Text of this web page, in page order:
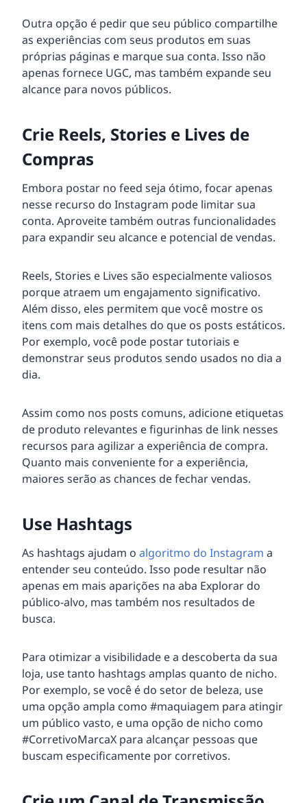
Outra opção é pedir que seu público compartilhe
as experiências com seus produtos em suas
próprias páginas e marque sua conta. Isso não
apenas fornece UGC, mas também expande seu
alcance para novos públicos.
Crie Reels, Stories e Lives de
Compras
Embora postar no feed seja ótimo, focar apenas
nesse recurso do Instagram pode limitar sua
conta. Aproveite também outras funcionalidades
para expandir seu alcance e potencial de vendas.
Reels, Stories e Lives são especialmente valiosos
porque atraem um engajamento significativo.
Além disso, eles permitem que você mostre os
itens com mais detalhes do que os posts estáticos.
Por exemplo, você pode postar tutoriais e
demonstrar seus produtos sendo usados no dia a
dia.
Assim como nos posts comuns, adicione etiquetas
de produto relevantes e figurinhas de link nesses
recursos para agilizar a experiência de compra.
Quanto mais conveniente for a experiência,
maiores serão as chances de fechar vendas.
Use Hashtags
As hashtags ajudam o algoritmo do Instagram a
entender seu conteúdo. Isso pode resultar não
apenas em mais aparições na aba Explorar do
público-alvo, mas também nos resultados de
busca.
Para otimizar a visibilidade e a descoberta da sua
loja, use tanto hashtags amplas quanto de nicho.
Por exemplo, se você é do setor de beleza, use
uma opção ampla como #maquiagem para atingir
um público vasto, e uma opção de nicho como
#CorretivoMarcaX para alcançar pessoas que
buscam especificamente por corretivos.